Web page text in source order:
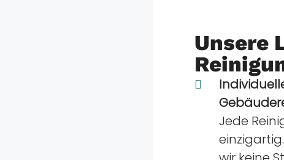
Unsere
Jede